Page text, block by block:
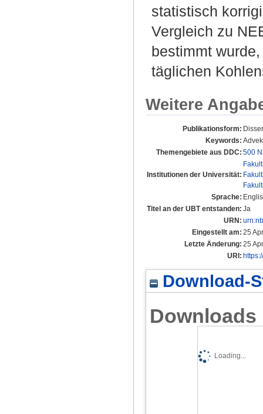
statistisch
Vergleich zu
bestimmt
täglichen
Weitere
Publikationsform:
Keywords:
Themengebiete aus DDC: 500
Institutionen der Universität:
Sprache:
Titel an der UBT entstanden: Ja
URN:
Eingestellt am: 25
Letzte Änderung: 25
URI:
Download-
Downloads
Loading...